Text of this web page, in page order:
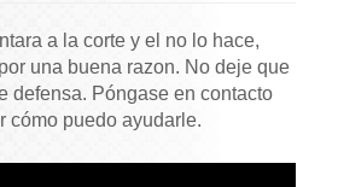
a la corte y el no lo hace,
una buena razon. No deje que
defensa. Póngase en contacto
cómo puedo ayudarle.